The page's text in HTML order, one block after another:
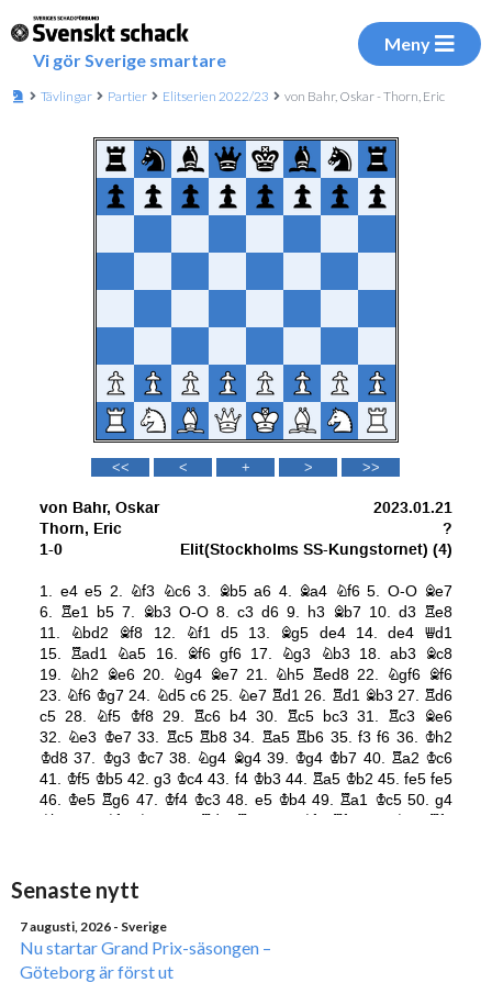
Vi gör Sverige smartare
Meny
Tävlingar Partier Elitserien 2022/23 von Bahr, Oskar - Thorn, Eric
Senaste nytt
7 augusti, 2026 - Sverige
Nu startar Grand Prix-säsongen –
Göteborg är först ut